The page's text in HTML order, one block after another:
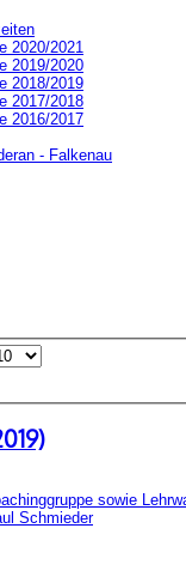
2020/2021
2019/2020
2018/2019
2017/2018
2016/2017
- Falkenau
sowie
Schmieder